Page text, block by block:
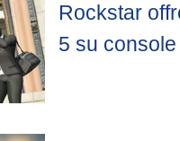
Rockstar
5 su